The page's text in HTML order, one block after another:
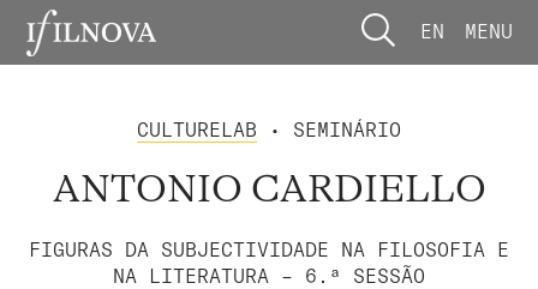
EN MENU
CULTURELAB • SEMINÁRIO
ANTONIO CARDIELLO
FIGURAS DA SUBJECTIVIDADE NA FILOSOFIA E
NA LITERATURA – 6.ª SESSÃO